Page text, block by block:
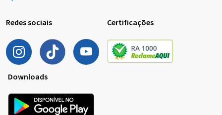
Redes sociais Certificações
Downloads